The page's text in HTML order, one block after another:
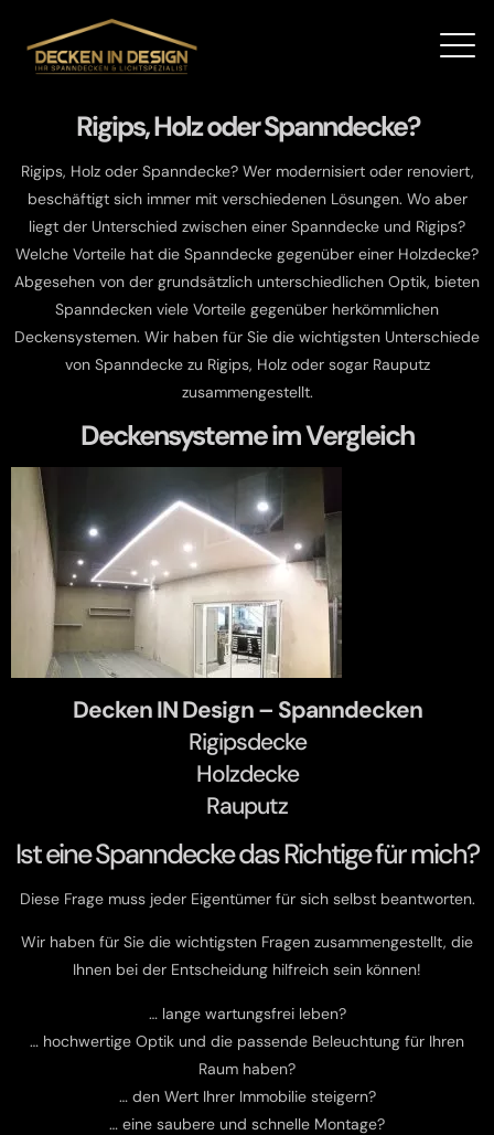
Rigips, Holz oder Spanndecke?
Rigips, Holz oder Spanndecke? Wer modernisiert oder renoviert,
beschäftigt sich immer mit verschiedenen Lösungen. Wo aber
liegt der Unterschied zwischen einer Spanndecke und Rigips?
Welche Vorteile hat die Spanndecke gegenüber einer Holzdecke?
Abgesehen von der grundsätzlich unterschiedlichen Optik, bieten
Spanndecken viele Vorteile gegenüber herkömmlichen
Deckensystemen. Wir haben für Sie die wichtigsten Unterschiede
von Spanndecke zu Rigips, Holz oder sogar Rauputz
zusammengestellt.
Deckensysteme im Vergleich
Decken IN Design – Spanndecken
Rigipsdecke
Holzdecke
Rauputz
Ist eine Spanndecke das Richtige für mich?
Diese Frage muss jeder Eigentümer für sich selbst beantworten.
Wir haben für Sie die wichtigsten Fragen zusammengestellt, die
Ihnen bei der Entscheidung hilfreich sein können!
… lange wartungsfrei leben?
… hochwertige Optik und die passende Beleuchtung für Ihren
Raum haben?
… den Wert Ihrer Immobilie steigern?
… eine saubere und schnelle Montage?